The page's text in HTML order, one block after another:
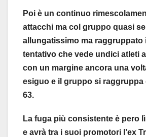
Poi è un continuo
attacchi ma col gruppo quasi
allungatissimo ma raggruppato
tentativo che vede undici atleti
con un margine ancora una
esiguo e il gruppo si raggruppa
63.
La fuga più consistente è pero
e avrà tra i suoi promotori l’ex